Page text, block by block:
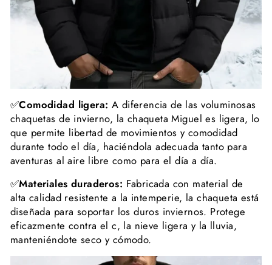
✅Comodidad ligera: A diferencia de las voluminosas
chaquetas de invierno, la chaqueta Miguel es ligera, lo
que permite libertad de movimientos y comodidad
durante todo el día, haciéndola adecuada tanto para
aventuras al aire libre como para el día a día.
✅Materiales duraderos: Fabricada con material de
alta calidad resistente a la intemperie, la chaqueta está
diseñada para soportar los duros inviernos. Protege
eficazmente contra el c, la nieve ligera y la lluvia,
manteniéndote seco y cómodo.